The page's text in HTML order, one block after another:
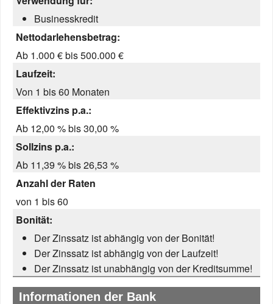
Businesskredit
Nettodarlehensbetrag:
Ab 1.000 € bis 500.000 €
Laufzeit:
Von 1 bis 60 Monaten
Effektivzins p.a.:
Ab 12,00 % bis 30,00 %
Sollzins p.a.:
Ab 11,39 % bis 26,53 %
Anzahl der Raten
von 1 bis 60
Bonität:
Der Zinssatz ist abhängig von der Bonität!
Der Zinssatz ist abhängig von der Laufzeit!
Der Zinssatz ist unabhängig von der Kreditsumme!
Informationen der Bank